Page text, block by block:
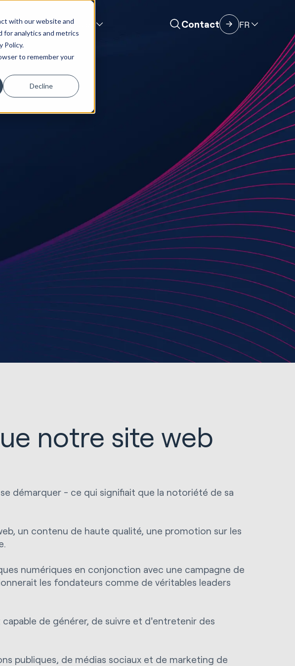
with our website and
for analytics and metrics
Policy.
to remember your
Decline
deRechercher l'évolution Contact FR
notre site web
démarquer - ce qui signifiait que la notoriété de sa
un contenu de haute qualité, une promotion sur les
numériques en conjonction avec une campagne de
les fondateurs comme de véritables leaders
de générer, de suivre et d'entretenir des
publiques, de médias sociaux et de marketing de